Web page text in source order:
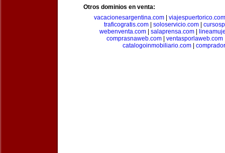
Otros dominios en venta:
vacacionesargentina.com
viajespuertorico.com
traficogratis.com| soloservicio.com|
webenventa.com
salaprensa.com
comprasnaweb.com
ventasporlaweb.com
catalogoinmobiliario.com|